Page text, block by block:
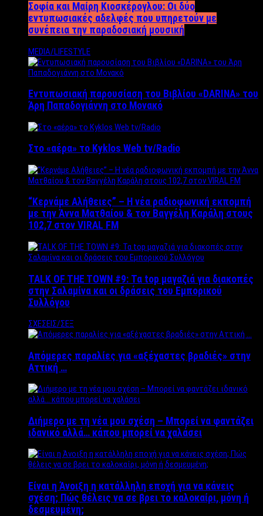
Σοφία και Μαίρη Κιοσκέρογλου: Οι δύο
εντυπωσιακές αδελφές που υπηρετούν με
συνέπεια την παραδοσιακή μουσική
MEDIA/LIFESTYLE
Εντυπωσιακή παρουσίαση του Βιβλίου «DARINA» του
Άρη Παπαδογιάννη στο Μονακό
Στο «αέρα» το Kyklos Web tv/Radio
“Kερνάμε Αλήθειες” – Η νέα ραδιοφωνική εκπομπή
με την Άννα Ματθαίου & τον Βαγγέλη Καράλη στους
102,7 στον VIRAL FM
TALK OF THE TOWN #9: Τα top μαγαζιά για διακοπές
στην Σαλαμίνα και οι δράσεις του Εμπορικού
Συλλόγου
ΣΧΕΣΕΙΣ/ΣΕΞ
Απόμερες παραλίες για «αξέχαστες βραδιές» στην
Αττική …
Διήμερο με τη νέα μου σχέση – Μπορεί να φαντάζει
ιδανικό αλλά… κάπου μπορεί να χαλάσει
Είναι η Άνοιξη η κατάλληλη εποχή για να κάνεις
σχέση; Πώς θέλεις να σε βρει το καλοκαίρι, μόνη ή
δεσμευμένη;